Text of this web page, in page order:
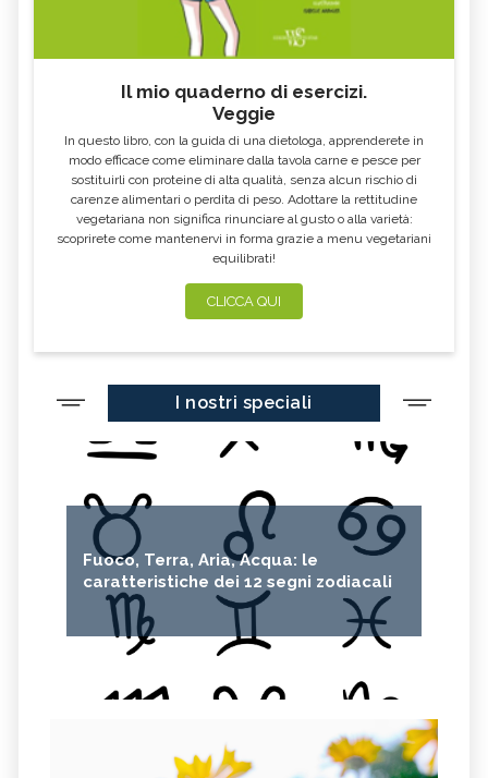
Il mio quaderno di esercizi.
Veggie
In questo libro, con la guida di una dietologa, apprenderete in
modo efficace come eliminare dalla tavola carne e pesce per
sostituirli con proteine di alta qualità, senza alcun rischio di
carenze alimentari o perdita di peso. Adottare la rettitudine
vegetariana non significa rinunciare al gusto o alla varietà:
scoprirete come mantenervi in forma grazie a menu vegetariani
equilibrati!
CLICCA QUI
I nostri speciali
Fuoco, Terra, Aria, Acqua: le
caratteristiche dei 12 segni zodiacali